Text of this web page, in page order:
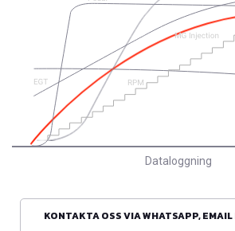
Dataloggning
KONTAKTA OSS VIA WHATSAPP,